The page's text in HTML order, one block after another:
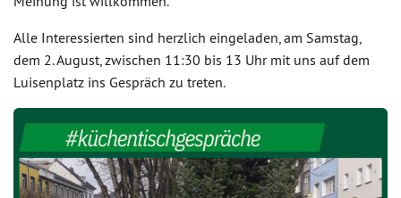
Alle Interessierten sind herzlich eingeladen, am Samstag,
dem 2. August, zwischen 11:30 bis 13 Uhr mit uns auf dem
Luisenplatz ins Gespräch zu treten.